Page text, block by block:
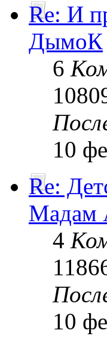
Re: И
ДымоК
6
10
Re:
Мадам
4
10